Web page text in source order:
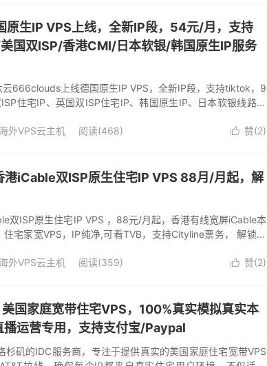
生IP VPS上线，全新IP段，54元/月，支持
国双ISP/香港CMI/日本软银/韩国原生IP服务
666clouds上线德国原生IP VPS，全新IP段，支持tiktok，9
住宅IP、英国双ISP住宅IP、韩国原生IP、日本软银线路、
 赞(2)
海外VPS云主机 阅读(468)
iCable双ISP原生住宅IP VPS 88月/月起，解
双ISP原生住宅IP VPS ，88元/月起，香港有线宽屏iCable本
宅家宽VPS，IP纯净,可看TVB，支持Cityline票务， 解锁香
 赞(2)
海外VPS云主机 阅读(359)
国家庭宽带住宅VPS，100%真实模拟真实本
运营专用，支持支付宝/Paypal
矶的IDC服务商，专注于提供真实的美国家庭住宅宽带VPS